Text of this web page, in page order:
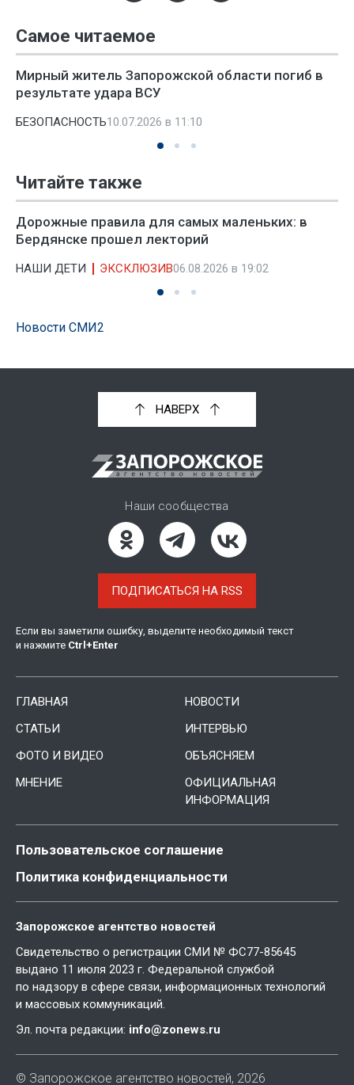
Самое читаемое
Мирный житель Запорожской области погиб в
результате удара ВСУ
БЕЗОПАСНОСТЬ10.07.2026 в 11:10
Читайте также
Дорожные правила для самых маленьких: в
Бердянске прошел лекторий
НАШИ ДЕТИ ЭКСКЛЮЗИВ06.08.2026 в 19:02
Новости СМИ2
НАВЕРХ
Наши сообщества
ПОДПИСАТЬСЯ НА RSS
Если вы заметили ошибку, выделите необходимый текст
и нажмите Ctrl +Enter
ГЛАВНАЯ
НОВОСТИ
СТАТЬИ
ИНТЕРВЬЮ
ФОТО И ВИДЕО
ОБЪЯСНЯЕМ
МНЕНИЕ
ОФИЦИАЛЬНАЯ
ИНФОРМАЦИЯ
Пользовательское соглашение
Политика конфиденциальности
Запорожское агентство новостей
Свидетельство о регистрации СМИ № ФС77-85645
выдано 11 июля 2023 г. Федеральной службой
по надзору в сфере связи, информационных технологий
и массовых коммуникаций.
Эл. почта редакции: info@zonews.ru
© Запорожское агентство новостей, 2026